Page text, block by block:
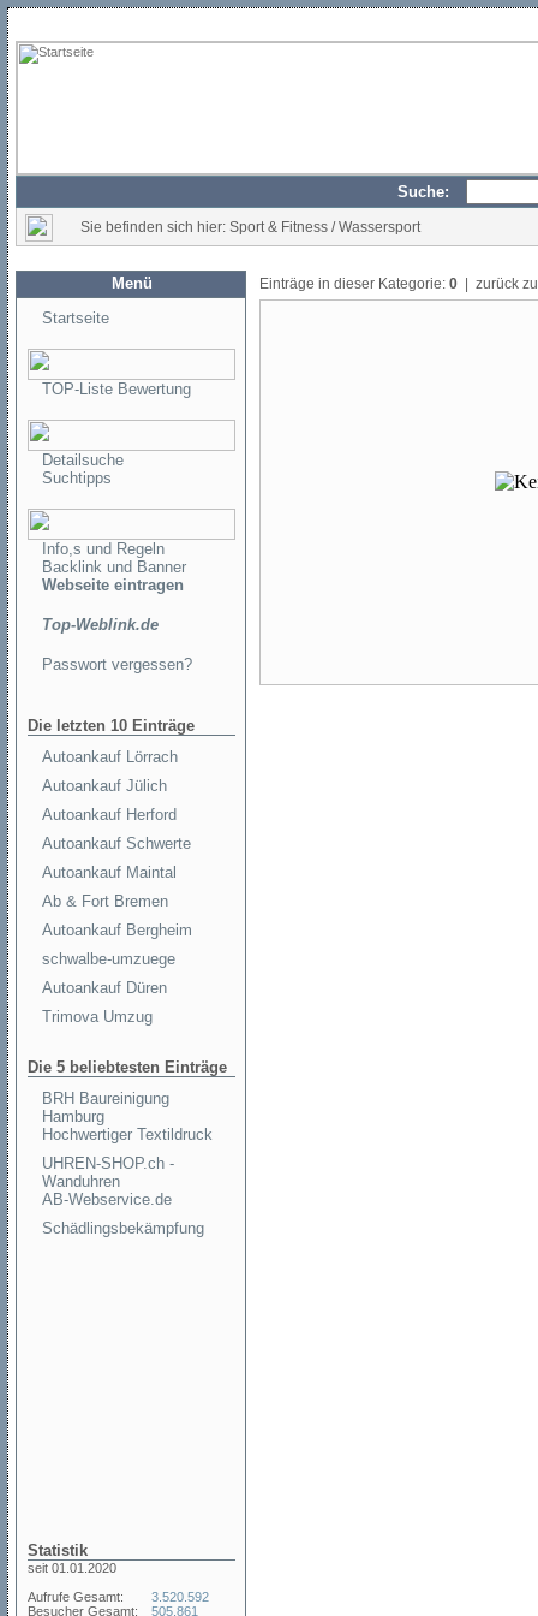
Suche:
Sie befinden sich hier: Sport & Fitness / Wassersport
Menü
Startseite
TOP-Liste Bewertung
Detailsuche
Suchtipps
Info,s und Regeln
Backlink und Banner
Webseite eintragen
Top-Weblink.de
Passwort vergessen?
Die letzten 10 Einträge
Autoankauf Lörrach
Autoankauf Jülich
Autoankauf Herford
Autoankauf Schwerte
Autoankauf Maintal
Ab & Fort Bremen
Autoankauf Bergheim
schwalbe-umzuege
Autoankauf Düren
Trimova Umzug
Die 5 beliebtesten Einträge
BRH Baureinigung
Hamburg
Hochwertiger Textildruck
UHREN-SHOP.ch -
Wanduhren
AB-Webservice.de
Schädlingsbekämpfung
Statistik
seit 01.01.2020
Aufrufe Gesamt:
Besucher Gesamt:
3.520.592
505.861
Einträge in dieser Kategorie: 0 | zurück